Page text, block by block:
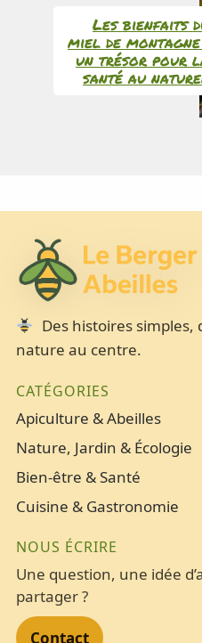
Les bienfaits
miel de
un trésor pour
santé au
Des histoires simples,
nature au centre.
CATÉGORIES
Apiculture & Abeilles
Nature, Jardin & Écologie
Bien-être & Santé
Cuisine & Gastronomie
NOUS ÉCRIRE
Une question, une idée
partager ?
Contact